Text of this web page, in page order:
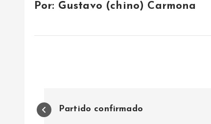
Por: Gustavo (chino) Carmona
N
Partido confirmado